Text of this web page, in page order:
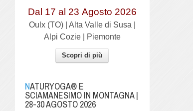
Dal 17 al 23 Agosto 2026
Oulx (TO) | Alta Valle di Susa |
Alpi Cozie | Piemonte
Scopri di più
NATURYOGA® E
SCIAMANESIMO IN MONTAGNA |
28-30 AGOSTO 2026